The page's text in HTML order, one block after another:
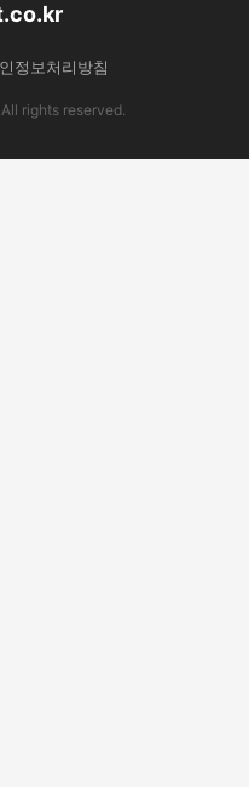
정보처리방침
rights reserved.